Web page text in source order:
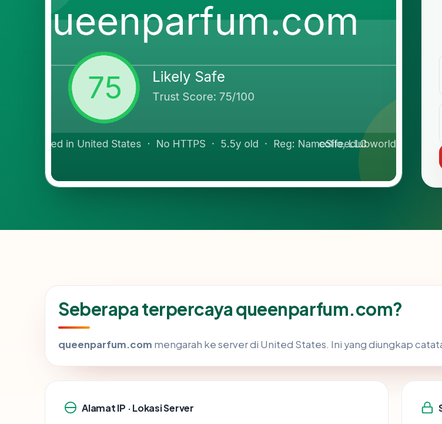
Seberapa terpercaya queenparfum.com?
queenparfum.com mengarah ke server di United States. Ini yang diungkap
Alamat IP · Lokasi Server